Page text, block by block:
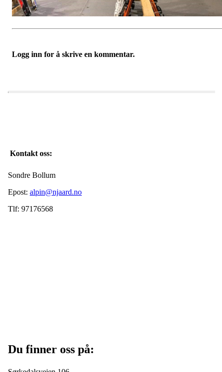
Logg inn for å skrive en kommentar.
Kontakt oss:
Sondre Bollum
Epost: alpin@njaard.no
Tlf: 97176568
Du finner oss på: